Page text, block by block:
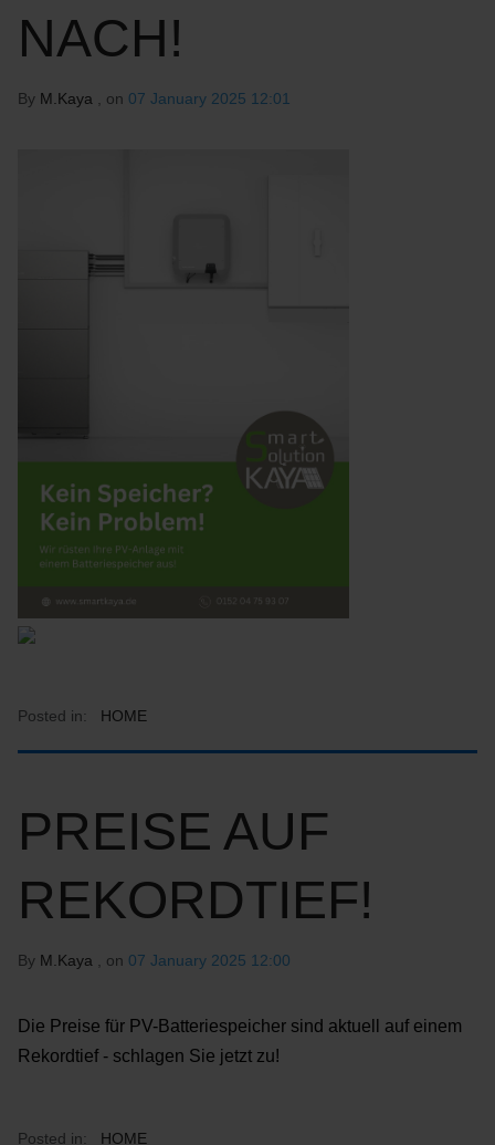
NACH!
By M.Kaya , on 07 January 2025 12:01
Posted in: HOME
PREISE AUF
REKORDTIEF!
By M.Kaya , on 07 January 2025 12:00
Die Preise für PV-Batteriespeicher sind aktuell auf einem
Rekordtief - schlagen Sie jetzt zu!
Posted in: HOME